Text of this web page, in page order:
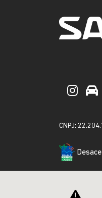
CNPJ: